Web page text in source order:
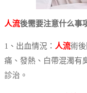
人流後需要注意什么事
1、出血情況： 人流術
痛、發熱、白帶混濁有
診治。